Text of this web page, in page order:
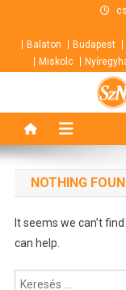
contentBalaton Budapest
Miskolc
NOTHING
It seems we can’t
can help.
Keresés: